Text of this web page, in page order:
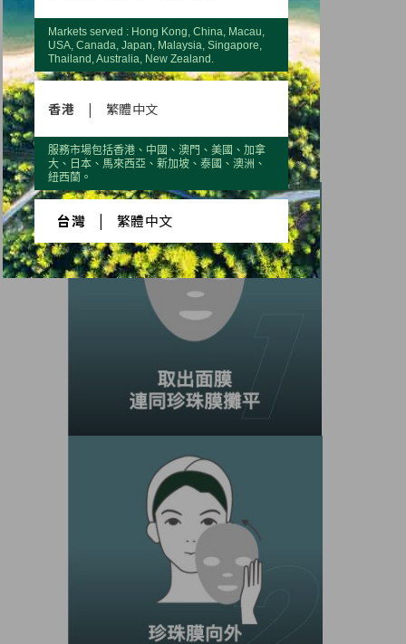
輕鬆三步驟，
你的面膜服服貼貼。
Markets served : Hong Kong, China, Macau,
USA, Canada, Japan, Malaysia, Singapore,
Thailand, Australia, New Zealand.
香港 | 繁體中文
服務市場包括香港、中國、澳門、美國、加拿
大、日本、馬來西亞、新加坡、泰國、澳洲、
紐西蘭。
台灣 繁體中文